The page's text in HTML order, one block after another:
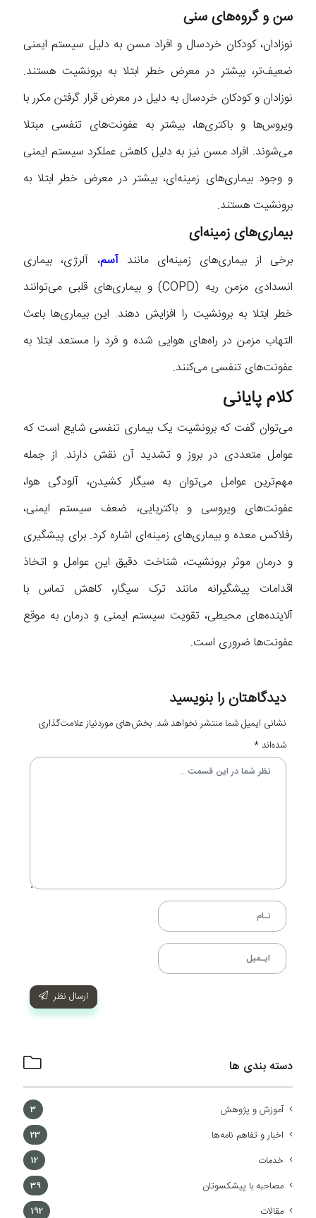
سن و گروه‌های سنی
نوزادان، کودکان خردسال و افراد مسن به دلیل سیستم ایمنی
ضعیف‌تر، بیشتر در معرض خطر ابتلا به برونشیت هستند.
نوزادان و کودکان خردسال به دلیل در معرض قرار گرفتن مکرر با
ویروس‌ها و باکتری‌ها، بیشتر به عفونت‌های تنفسی مبتلا
می‌شوند. افراد مسن نیز به دلیل کاهش عملکرد سیستم ایمنی
و وجود بیماری‌های زمینه‌ای، بیشتر در معرض خطر ابتلا به
برونشیت هستند.
بیماری‌های زمینه‌ای
برخی از بیماری‌های زمینه‌ای مانندآسم، آلرژی، بیماری
انسدادی مزمن ریه (COPD) و بیماری‌های قلبی می‌توانند
خطر ابتلا به برونشیت را افزایش دهند. این بیماری‌ها باعث
التهاب مزمن در راه‌های هوایی شده و فرد را مستعد ابتلا به
عفونت‌های تنفسی می‌کنند.
کلام پایانی
می‌توان گفت که برونشیت یک بیماری تنفسی شایع است که
عوامل متعددی در بروز و تشدید آن نقش دارند. از جمله
مهم‌ترین عوامل می‌توان به سیگار کشیدن، آلودگی هوا،
عفونت‌های ویروسی و باکتریایی، ضعف سیستم ایمنی،
رفلاکس معده و بیماری‌های زمینه‌ای اشاره کرد. برای پیشگیری
و درمان موثر برونشیت، شناخت دقیق این عوامل و اتخاذ
اقدامات پیشگیرانه مانند ترک سیگار، کاهش تماس با
آلاینده‌های محیطی، تقویت سیستم ایمنی و درمان به موقع
عفونت‌ها ضروری است.
دیدگاهتان را بنویسید
نشانی ایمیل شما منتشر نخواهد شد. بخش‌های موردنیاز علامت‌گذاری
شده‌اند*
ارسال نظر
دسته بندی ها
آموزش و پژوهش 3
اخبار و تفاهم نامه‌ها 23
خدمات 12
مصاحبه با پیشکسوتان 39
مقالات 192